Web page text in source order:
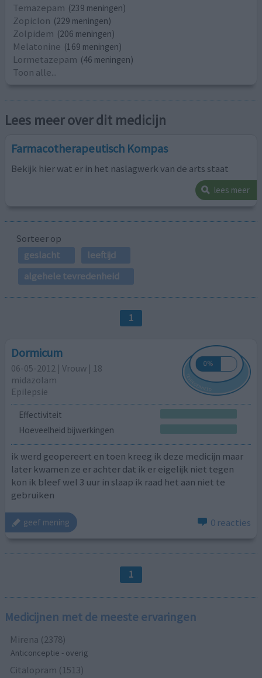
Temazepam (239 meningen)
Zopiclon (229 meningen)
Zolpidem (206 meningen)
Melatonine (169 meningen)
Lormetazepam (46 meningen)
Toon alle...
Lees meer over dit medicijn
Farmacotherapeutisch Kompas
Bekijk hier wat er in het naslagwerk van de arts staat
lees meer
Sorteer op
geslacht
leeftijd
algehele tevredenheid
1
Dormicum
06-05-2012 | Vrouw | 18
midazolam
Epilepsie
Effectiviteit
Hoeveelheid bijwerkingen
ik werd geopereert en toen kreeg ik deze medicijn maar
later kwamen ze er achter dat ik er eigelijk niet tegen
kon ik bleef wel 3 uur in slaap ik raad het aan niet te
gebruiken
geef mening 0 reacties
1
Medicijnen met de meeste ervaringen
Mirena (2378)
Anticonceptie - overig
Citalopram (1513)